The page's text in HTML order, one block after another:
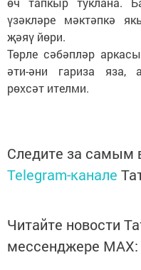
үзәкләре мәктәпкә
җәяү йөри.
Төрле сәбәпләр
әти-әни гариза яза,
рөхсәт ителми.
Следите за самым
Telegram-канале
Читайте новости
мессенджере MАХ: